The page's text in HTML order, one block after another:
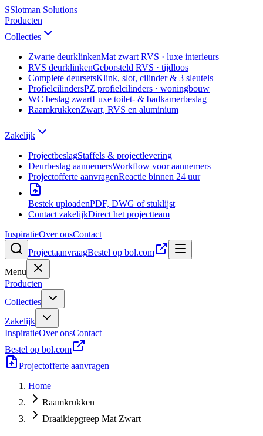
SSlotman Solutions
Producten
Collecties
Zwarte deurklinkenMat zwart RVS · luxe interieurs
RVS deurklinkenGeborsteld RVS · tijdloos
Complete deursetsKlink, slot, cilinder & 3 sleutels
ProfielcilindersPZ profielcilinders · woningbouw
WC beslag zwartLuxe toilet- & badkamerbeslag
RaamkrukkenZwart, RVS en aluminium
Zakelijk
ProjectbeslagStaffels & projectlevering
Deurbeslag aannemersWorkflow voor aannemers
Projectofferte aanvragenReactie binnen 24 uur
Bestek uploadenPDF, DWG of stuklijst
Contact zakelijkDirect het projectteam
InspiratieOver onsContact
ProjectaanvraagBestel op bol.com
Menu
Producten
Collecties
Zakelijk
InspiratieOver onsContact
Bestel op bol.com
Projectofferte aanvragen
Home
Raamkrukken
Draaikiepgreep Mat Zwart